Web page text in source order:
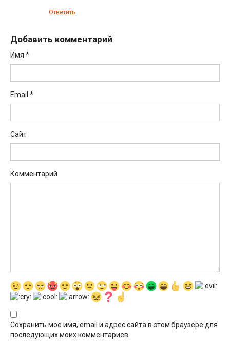
Ответить
Добавить комментарий
Имя *
Email *
Сайт
Комментарий
Сохранить моё имя, email и адрес сайта в этом браузере для
последующих моих комментариев.